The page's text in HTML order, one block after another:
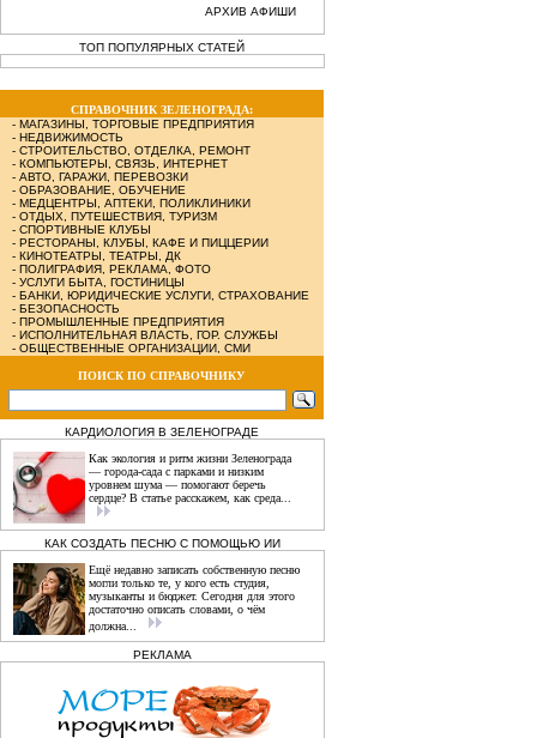
АРХИВ АФИШИ
ТОП ПОПУЛЯРНЫХ СТАТЕЙ
СПРАВОЧНИК ЗЕЛЕНОГРАДА:
- МАГАЗИНЫ, ТОРГОВЫЕ ПРЕДПРИЯТИЯ
- НЕДВИЖИМОСТЬ
- СТРОИТЕЛЬСТВО, ОТДЕЛКА, РЕМОНТ
- КОМПЬЮТЕРЫ, СВЯЗЬ, ИНТЕРНЕТ
- АВТО, ГАРАЖИ, ПЕРЕВОЗКИ
- ОБРАЗОВАНИЕ, ОБУЧЕНИЕ
- МЕДЦЕНТРЫ, АПТЕКИ, ПОЛИКЛИНИКИ
- ОТДЫХ, ПУТЕШЕСТВИЯ, ТУРИЗМ
- СПОРТИВНЫЕ КЛУБЫ
- РЕСТОРАНЫ, КЛУБЫ, КАФЕ И ПИЦЦЕРИИ
- КИНОТЕАТРЫ, ТЕАТРЫ, ДК
- ПОЛИГРАФИЯ, РЕКЛАМА, ФОТО
- УСЛУГИ БЫТА, ГОСТИНИЦЫ
- БАНКИ, ЮРИДИЧЕСКИЕ УСЛУГИ, СТРАХОВАНИЕ
- БЕЗОПАСНОСТЬ
- ПРОМЫШЛЕННЫЕ ПРЕДПРИЯТИЯ
- ИСПОЛНИТЕЛЬНАЯ ВЛАСТЬ, ГОР. СЛУЖБЫ
- ОБЩЕСТВЕННЫЕ ОРГАНИЗАЦИИ, СМИ
ПОИСК ПО СПРАВОЧНИКУ
КАРДИОЛОГИЯ В ЗЕЛЕНОГРАДЕ
Как экология и ритм жизни Зеленограда
— города‑сада с парками и низким
уровнем шума — помогают беречь
сердце? В статье расскажем, как среда...
КАК СОЗДАТЬ ПЕСНЮ С ПОМОЩЬЮ ИИ
Ещё недавно записать собственную песню
могли только те, у кого есть студия,
музыканты и бюджет. Сегодня для этого
достаточно описать словами, о чём
должна...
РЕКЛАМА